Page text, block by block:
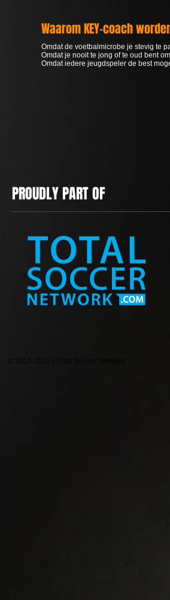
Waarom KEY-coach
Omdat de voetbalmicrobe je stevig te
Omdat je nooit te jong of te oud bent
Omdat iedere jeugdspeler de best
PROUDLY PART OF